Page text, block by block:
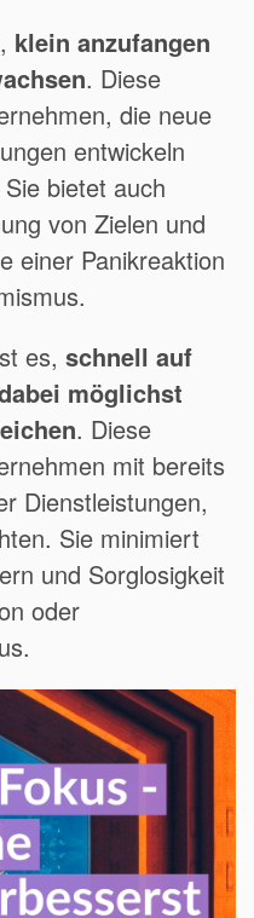
klein anzufangen
. Diese
die neue
entwickeln
bietet auch
von Zielen und
einer Panikreaktion
es, schnell auf
möglichst
. Diese
mit bereits
Dienstleistungen,
Sie minimiert
und Sorglosigkeit
oder